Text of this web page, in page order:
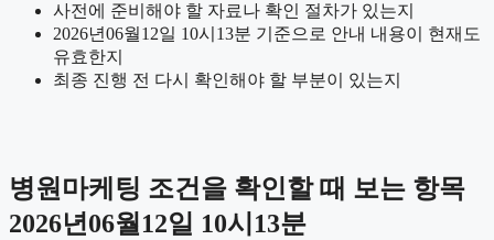
사전에 준비해야 할 자료나 확인 절차가 있는지
2026년06월12일 10시13분 기준으로 안내 내용이 현재도
유효한지
최종 진행 전 다시 확인해야 할 부분이 있는지
병원마케팅 조건을 확인할 때 보는 항목
2026년06월12일 10시13분